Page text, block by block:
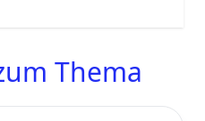
Thema